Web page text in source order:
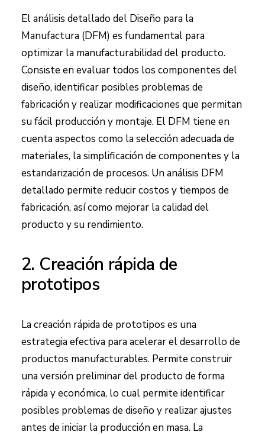
El análisis detallado del Diseño para la
Manufactura (DFM) es fundamental para
optimizar la manufacturabilidad del producto.
Consiste en evaluar todos los componentes del
diseño, identificar posibles problemas de
fabricación y realizar modificaciones que permitan
su fácil producción y montaje. El DFM tiene en
cuenta aspectos como la selección adecuada de
materiales, la simplificación de componentes y la
estandarización de procesos. Un análisis DFM
detallado permite reducir costos y tiempos de
fabricación, así como mejorar la calidad del
producto y su rendimiento.
2. Creación rápida de
prototipos
La creación rápida de prototipos es una
estrategia efectiva para acelerar el desarrollo de
productos manufacturables. Permite construir
una versión preliminar del producto de forma
rápida y económica, lo cual permite identificar
posibles problemas de diseño y realizar ajustes
antes de iniciar la producción en masa. La